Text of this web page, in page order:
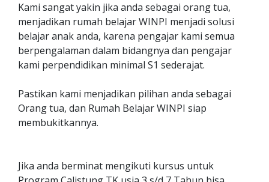
Kami sangat yakin jika anda sebagai orang tua,
menjadikan rumah belajar WINPI menjadi solusi
belajar anak anda, karena pengajar kami semua
berpengalaman dalam bidangnya dan pengajar
kami perpendidikan minimal S1 sederajat.
Pastikan kami menjadikan pilihan anda sebagai
Orang tua, dan Rumah Belajar WINPI siap
membukitkannya.
Jika anda berminat mengikuti kursus untuk